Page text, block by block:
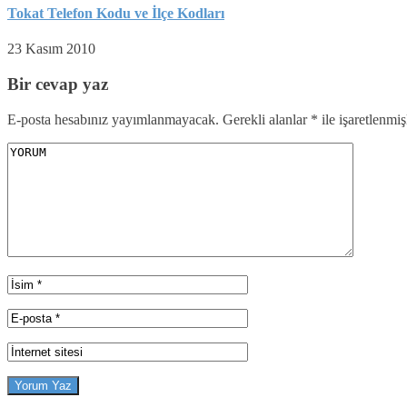
Tokat Telefon Kodu ve İlçe Kodları
23 Kasım 2010
Bir cevap yaz
E-posta hesabınız yayımlanmayacak. Gerekli alanlar * ile